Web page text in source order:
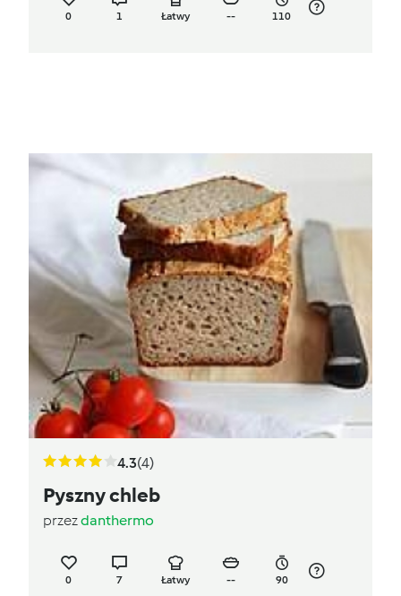
0 1 Łatwy -- 110
4.3(4)
Pyszny chleb
przezdanthermo
0 7 Łatwy -- 90